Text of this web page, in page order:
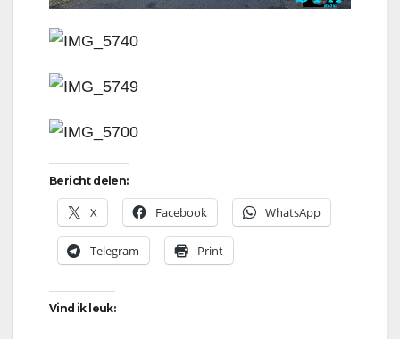
Bericht delen:
X Facebook WhatsApp
Telegram Print
Vind ik leuk: